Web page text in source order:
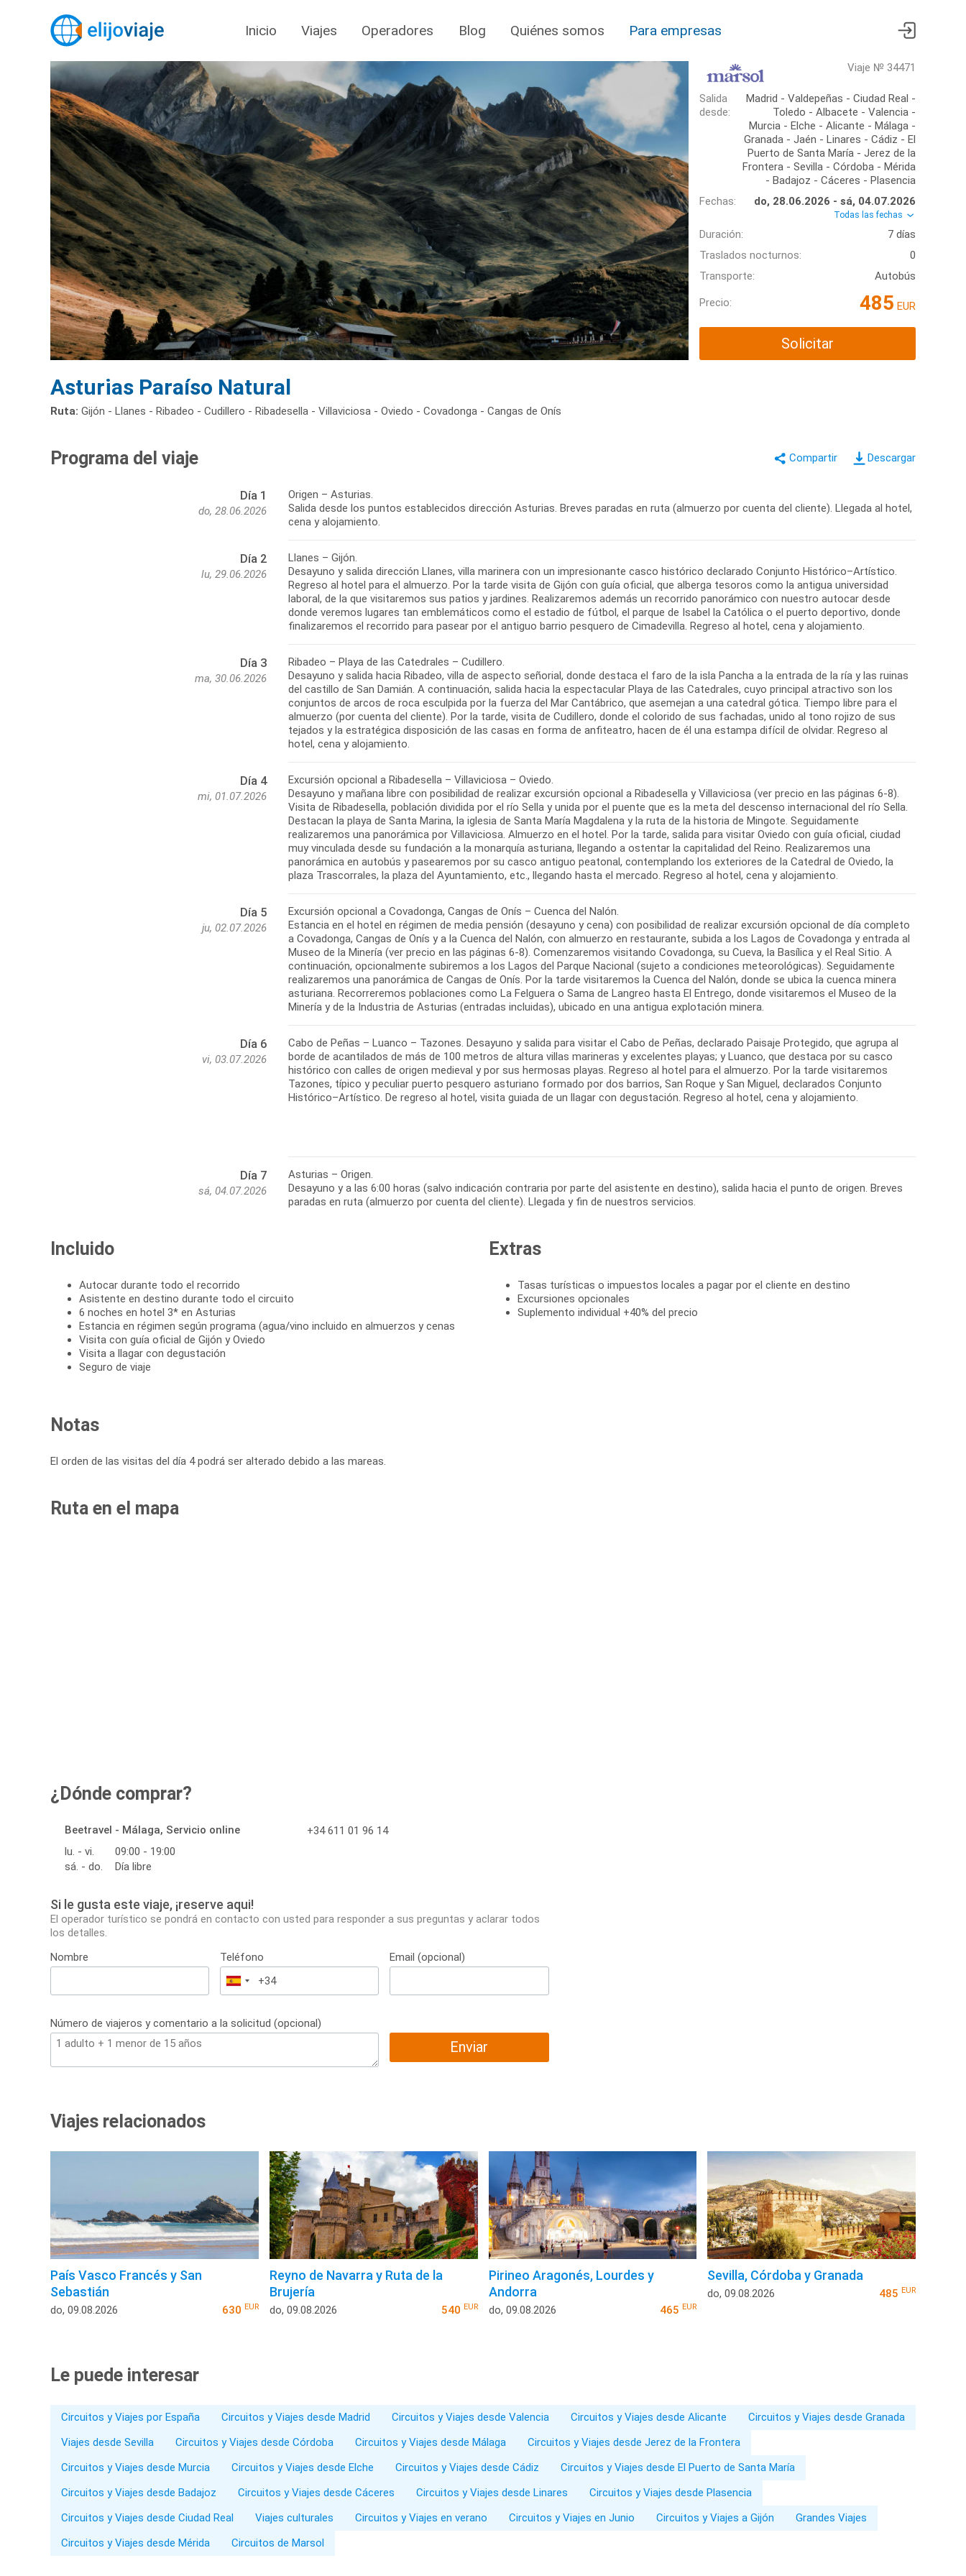
Inicio Viajes Operadores Blog Quiénes somos Para empresas
Viaje № 34471
Salida
desde:
Madrid - Valdepeñas - Ciudad Real -
Toledo - Albacete - Valencia -
Murcia - Elche - Alicante - Málaga -
Granada - Jaén - Linares - Cádiz - El
Puerto de Santa María - Jerez de la
Frontera - Sevilla - Córdoba - Mérida
- Badajoz - Cáceres - Plasencia
Fechas:
do, 28.06.2026 - sá, 04.07.2026
Todas las fechas
Duración:
7 días
Traslados nocturnos:
0
Transporte:
Autobús
Precio: 485 EUR
Solicitar
Asturias Paraíso Natural
Ruta: Gijón - Llanes - Ribadeo - Cudillero - Ribadesella - Villaviciosa - Oviedo - Covadonga - Cangas de Onís
Descargar
Programa del viaje
Día 1
do, 28.06.2026
Origen – Asturias.
Salida desde los puntos establecidos dirección Asturias. Breves paradas en ruta (almuerzo por cuenta del cliente). Llegada al hotel,
Día 2
lu, 29.06.2026
Llanes – Gijón.
Desayuno y salida dirección Llanes, villa marinera con un impresionante casco histórico declarado Conjunto Histórico–Artístico.
Regreso al hotel para el almuerzo. Por la tarde visita de Gijón con guía oficial, que alberga tesoros como la antigua universidad
laboral, de la que visitaremos sus patios y jardines. Realizaremos además un recorrido panorámico con nuestro autocar desde
donde veremos lugares tan emblemáticos como el estadio de fútbol, el parque de Isabel la Católica o el puerto deportivo, donde
Día 3
ma, 30.06.2026
Ribadeo – Playa de las Catedrales – Cudillero.
Desayuno y salida hacia Ribadeo, villa de aspecto señorial, donde destaca el faro de la isla Pancha a la entrada de la ría y las ruinas
del castillo de San Damián. A continuación, salida hacia la espectacular Playa de las Catedrales, cuyo principal atractivo son los
conjuntos de arcos de roca esculpida por la fuerza del Mar Cantábrico, que asemejan a una catedral gótica. Tiempo libre para el
almuerzo (por cuenta del cliente). Por la tarde, visita de Cudillero, donde el colorido de sus fachadas, unido al tono rojizo de sus
tejados y la estratégica disposición de las casas en forma de anfiteatro, hacen de él una estampa difícil de olvidar. Regreso al
Día 4
mi, 01.07.2026
Excursión opcional a Ribadesella – Villaviciosa – Oviedo.
Desayuno y mañana libre con posibilidad de realizar excursión opcional a Ribadesella y Villaviciosa (ver precio en las páginas 6-8).
Visita de Ribadesella, población dividida por el río Sella y unida por el puente que es la meta del descenso internacional del río Sella.
Destacan la playa de Santa Marina, la iglesia de Santa María Magdalena y la ruta de la historia de Mingote. Seguidamente
realizaremos una panorámica por Villaviciosa. Almuerzo en el hotel. Por la tarde, salida para visitar Oviedo con guía oficial, ciudad
muy vinculada desde su fundación a la monarquía asturiana, llegando a ostentar la capitalidad del Reino. Realizaremos una
panorámica en autobús y pasearemos por su casco antiguo peatonal, contemplando los exteriores de la Catedral de Oviedo, la
Día 5
ju, 02.07.2026
Excursión opcional a Covadonga, Cangas de Onís – Cuenca del Nalón.
Estancia en el hotel en régimen de media pensión (desayuno y cena) con posibilidad de realizar excursión opcional de día completo
a Covadonga, Cangas de Onís y a la Cuenca del Nalón, con almuerzo en restaurante, subida a los Lagos de Covadonga y entrada al
Museo de la Minería (ver precio en las páginas 6-8). Comenzaremos visitando Covadonga, su Cueva, la Basílica y el Real Sitio. A
continuación, opcionalmente subiremos a los Lagos del Parque Nacional (sujeto a condiciones meteorológicas). Seguidamente
realizaremos una panorámica de Cangas de Onís. Por la tarde visitaremos la Cuenca del Nalón, donde se ubica la cuenca minera
asturiana. Recorreremos poblaciones como La Felguera o Sama de Langreo hasta El Entrego, donde visitaremos el Museo de la
Día 6
vi, 03.07.2026
Cabo de Peñas – Luanco – Tazones. Desayuno y salida para visitar el Cabo de Peñas, declarado Paisaje Protegido, que agrupa al
borde de acantilados de más de 100 metros de altura villas marineras y excelentes playas; y Luanco, que destaca por su casco
histórico con calles de origen medieval y por sus hermosas playas. Regreso al hotel para el almuerzo. Por la tarde visitaremos
Tazones, típico y peculiar puerto pesquero asturiano formado por dos barrios, San Roque y San Miguel, declarados Conjunto
Histórico–Artístico. De regreso al hotel, visita guiada de un llagar con degustación. Regreso al hotel, cena y alojamiento.
Día 7
sá, 04.07.2026
Asturias – Origen.
Desayuno y a las 6:00 horas (salvo indicación contraria por parte del asistente en destino), salida hacia el punto de origen. Breves
Incluido
Autocar durante todo el recorrido
Asistente en destino durante todo el circuito
6 noches en hotel 3* en Asturias
Estancia en régimen según programa (agua/vino incluido en almuerzos y cenas
Visita con guía oficial de Gijón y Oviedo
Visita a llagar con degustación
Seguro de viaje
Extras
Tasas turísticas o impuestos locales a pagar por el cliente en destino
Excursiones opcionales
Suplemento individual +40% del precio
Notas
El orden de las visitas del día 4 podrá ser alterado debido a las mareas.
Ruta en el mapa
¿Dónde comprar?
Beetravel - Málaga, Servicio online
lu. - vi.
09:00 - 19:00
sá. - do.
Día libre
+34 611 01 96 14
Si le gusta este viaje, ¡reserve aqui!
El operador turístico se pondrá en contacto con usted para responder a sus preguntas y aclarar todos
los detalles.
Nombre
Teléfono
España
+34
Email (opcional)
Número de viajeros y comentario a la solicitud (opcional)
Enviar
Viajes relacionados
País Vasco Francés y San
Sebastián
do, 09.08.2026 630 EUR
Reyno de Navarra y Ruta de la
Brujería
do, 09.08.2026 540 EUR
Pirineo Aragonés, Lourdes y
Andorra
do, 09.08.2026 465EUR
Sevilla, Córdoba y Granada
do, 09.08.2026 485 EUR
Le puede interesar
Circuitos y Viajes por España Circuitos y Viajes desde Madrid Circuitos y Viajes desde Valencia Circuitos y Viajes desde Alicante
Circuitos y Viajes desde Granada
Viajes desde Sevilla
Circuitos y Viajes desde Córdoba Circuitos y Viajes desde Málaga
Circuitos y Viajes desde Jerez de la Frontera
Circuitos y Viajes desde Murcia
Circuitos y Viajes desde Elche Circuitos y Viajes desde Cádiz
Circuitos y Viajes desde El Puerto de Santa María
Circuitos y Viajes desde Badajoz
Circuitos y Viajes desde Cáceres Circuitos y Viajes desde Linares
Circuitos y Viajes desde Plasencia
Circuitos y Viajes desde Ciudad Real
Viajes culturales Circuitos y Viajes en verano Circuitos y Viajes en Junio Circuitos y Viajes a Gijón
Grandes Viajes
Circuitos y Viajes desde Mérida
Circuitos de Marsol